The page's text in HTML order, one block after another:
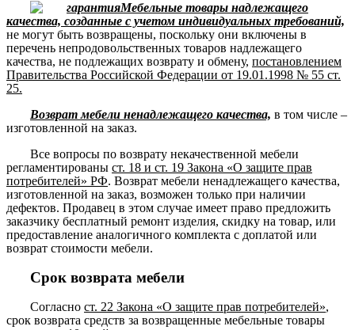
Мебельные товары надлежащего
качества, созданные с учетом индивидуальных требований,
не могут быть возвращены, поскольку они включены в
перечень непродовольственных товаров надлежащего
качества, не подлежащих возврату и обмену, постановлением
Правительства Российской Федерации от 19.01.1998 № 55 ст.
25.
Возврат мебели ненадлежащего качества, в том числе –
изготовленной на заказ.
Все вопросы по возврату некачественной мебели
регламентированы ст. 18 и ст. 19 Закона «О защите прав
потребителей» РФ. Возврат мебели ненадлежащего качества,
изготовленной на заказ, возможен только при наличии
дефектов. Продавец в этом случае имеет право предложить
заказчику бесплатный ремонт изделия, скидку на товар, или
предоставление аналогичного комплекта с доплатой или
возврат стоимости мебели.
Срок возврата мебели
Согласно ст. 22 Закона «О защите прав потребителей»,
срок возврата средств за возвращенные мебельные товары